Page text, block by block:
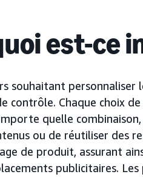
est-ce
souhaitant
contrôle. Chaque choix
quelle
ou de réutiliser des
de produit, assurant
publicitaires.